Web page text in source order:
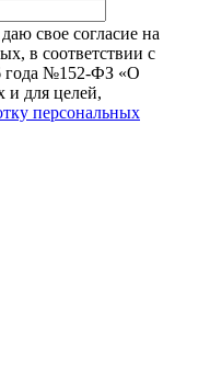
свое согласие на
в соответствии с
года №152-ФЗ «О
и для целей,
персональных